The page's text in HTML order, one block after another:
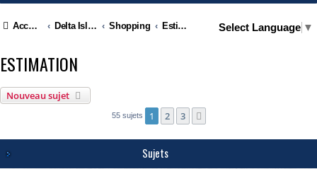
Accueil Delta Island Shopping Estimation Select Language ▼
ESTIMATION
Nouveau sujet
55 sujets 1 2 3
Sujets